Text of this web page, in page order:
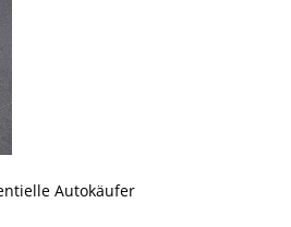
Autokäufer